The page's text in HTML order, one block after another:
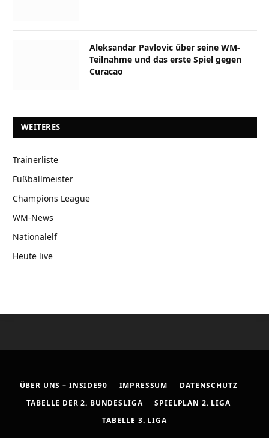
Aleksandar Pavlovic über seine WM-
Teilnahme und das erste Spiel gegen
Curacao
WEITERES
Trainerliste
Fußballmeister
Champions League
WM-News
Nationalelf
Heute live
ÜBER UNS – INSIDE90 IMPRESSUM
DATENSCHUTZ
TABELLE DER 2. BUNDESLIGA
SPIELPLAN 2. LIGA
TABELLE 3. LIGA